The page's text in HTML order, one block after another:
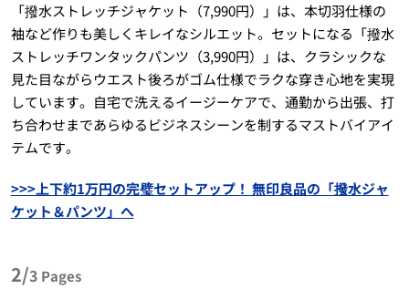
「撥水ストレッチジャケット（7,990円）」は、本切羽仕様の
袖など作りも美しくキレイなシルエット。セットになる「撥水
ストレッチワンタックパンツ（3,990円）」は、クラシックな
見た目ながらウエスト後ろがゴム仕様でラクな穿き心地を実現
しています。自宅で洗えるイージーケアで、通勤から出張、打
ち合わせまであらゆるビジネスシーンを制するマストバイアイ
テムです。
>>>上下約1万円の完璧セットアップ！ 無印良品の「撥水ジャ
ケット＆パンツ」へ
2/3 Pages